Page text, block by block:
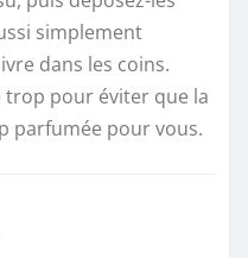
simplement
dans les coins.
trop pour éviter que la
parfumée pour vous.